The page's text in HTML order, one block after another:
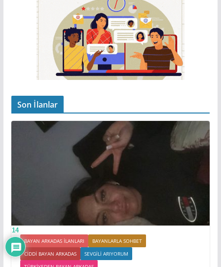
Son İlanlar
BAYAN ARKADAS ILANLARI
BAYANLARLA SOHBET
CIDDI BAYAN ARKADAS
SEVGILI ARIYORUM
14